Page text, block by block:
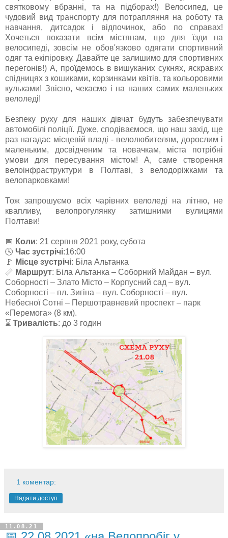
святковому вбранні, та на підборах!) Велосипед, це
чудовий вид транспорту для потрапляння на роботу та
навчання, дитсадок і відпочинок, або по справах!
Хочеться показати всім містянам, що для їзди на
велосипеді, зовсім не обов'язково одягати спортивний
одяг та екіпіровку. Давайте це залишимо для спортивних
перегонів!) А, проїдемось в вишуканих сукнях, яскравих
спідницях з кошиками, корзинками квітів, та кольоровими
кульками! Звісно, чекаємо і на наших самих маленьких
велоледі!
Безпеку руху для наших дівчат будуть забезпечувати
автомобілі поліції. Дуже, сподіваємося, що наш захід, ще
раз нагадає місцевій владі - велолюбителям, дорослим і
маленьким, досвідченим та новачкам, міста потрібні
умови для пересування містом! А, саме створення
велоінфраструктури в Полтаві, з велодоріжками та
велопарковками!
Тож запрошуємо всіх чарівних велоледі на літню, не
квапливу, велопрогулянку затишними вулицями
Полтави!
📅 Коли: 21 серпня 2021 року, субота
🕓 Час зустрічі:16:00
🚩 Місце зустрічі: Біла Альтанка
📏 Маршрут: Біла Альтанка – Соборний Майдан – вул.
Соборності – Злато Місто – Корпусний сад – вул.
Соборності – пл. Зигіна – вул. Соборності – вул.
Небесної Сотні – Першотравневий проспект – парк
«Перемога» (8 км).
⌛ Тривалість: до 3 годин
1 коментар:
Надати доступ
11.08.21